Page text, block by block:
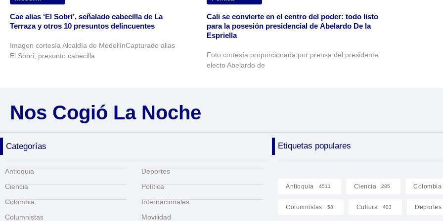
Cae alias ‘El Sobri’, señalado cabecilla de La
Terraza y otros 10 presuntos delincuentes
Imagen cortesía Alcaldía de MedellínCapturado alias
El Sobri, presunto cabecilla
Cali se convierte en el centro del poder: todo listo
para la posesión presidencial de Abelardo De la
Espriella
Foto cortesía proporcionada por prensa del presidente
electo Abelardo de
Nos Cogió La Noche
Categorías Etiquetas populares
Antioquia
Ciencia
Colombia
Columnistas
Deportes
Política
Internacionales
Movilidad
Antioquia 4511 Ciencia 285 Colombia
Columnistas 58 Cultura 403 Deportes